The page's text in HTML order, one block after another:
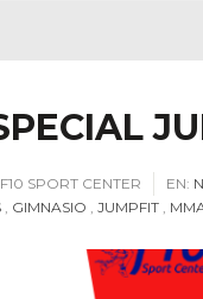
F10 SPORT CENTER EN:
, GIMNASIO , JUMPFIT ,